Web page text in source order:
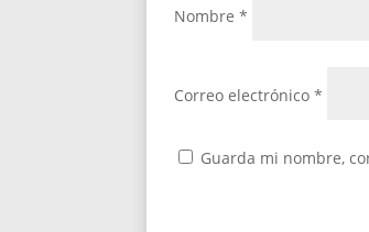
Nombre *
Correo electrónico *
Guarda mi nombre,